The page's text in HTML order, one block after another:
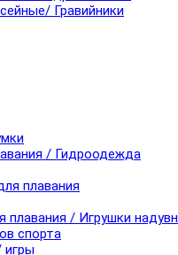
Гравийники
/ Гидроодежда
плавания
плавания / Игрушки
спорта
игры